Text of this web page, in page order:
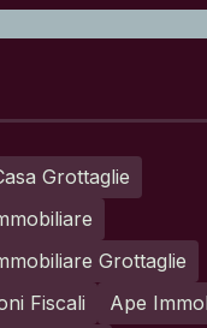
Grottaglie
Grottaglie
Fiscali
Ape